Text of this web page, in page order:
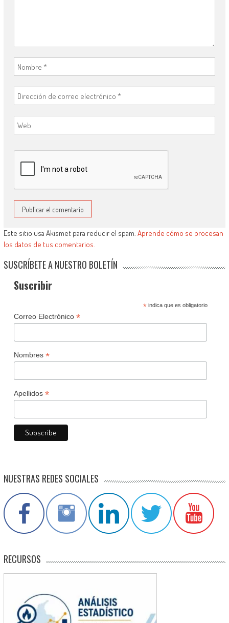
Este sitio usa Akismet para reducir el spam. Aprende cómo se procesan
los datos de tus comentarios.
SUSCRÍBETE A NUESTRO BOLETÍN
Suscribir
*indica que es obligatorio
Correo Electrónico *
Nombres *
Apellidos *
NUESTRAS REDES SOCIALES
RECURSOS